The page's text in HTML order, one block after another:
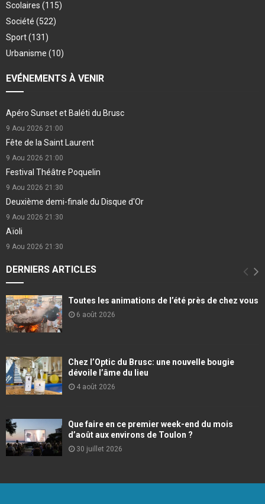
Scolaires (115)
Société (522)
Sport(131)
Urbanisme (10)
EVÉNEMENTS À VENIR
Apéro Sunset et Baléti du Brusc
9 Aou 2026 21:00
Fête de la Saint Laurent
9 Aou 2026 21:00
Festival Théâtre Poquelin
9 Aou 2026 21:30
Deuxième demi-finale du Disque d'Or
9 Aou 2026 21:30
Aïoli
9 Aou 2026 21:30
DERNIERS ARTICLES
Toutes les animations de l’été près de chez vous
6 août 2026
Chez l’Optic du Brusc: une nouvelle bougie
dévoile l’âme du lieu
4 août 2026
Que faire en ce premier week-end du mois
d’août aux environs de Toulon ?
30 juillet 2026